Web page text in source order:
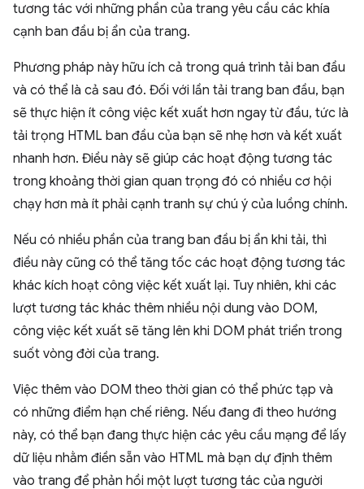
tương tác với những phần của trang yêu cầu các khía
cạnh ban đầu bị ẩn của trang.
Phương pháp này hữu ích cả trong quá trình tải ban đầu
và có thể là cả sau đó. Đối với lần tải trang ban đầu, bạn
sẽ thực hiện ít công việc kết xuất hơn ngay từ đầu, tức là
tải trọng HTML ban đầu của bạn sẽ nhẹ hơn và kết xuất
nhanh hơn. Điều này sẽ giúp các hoạt động tương tác
trong khoảng thời gian quan trọng đó có nhiều cơ hội
chạy hơn mà ít phải cạnh tranh sự chú ý của luồng chính.
Nếu có nhiều phần của trang ban đầu bị ẩn khi tải, thì
điều này cũng có thể tăng tốc các hoạt động tương tác
khác kích hoạt công việc kết xuất lại. Tuy nhiên, khi các
lượt tương tác khác thêm nhiều nội dung vào DOM,
công việc kết xuất sẽ tăng lên khi DOM phát triển trong
suốt vòng đời của trang.
Việc thêm vào DOM theo thời gian có thể phức tạp và
có những điểm hạn chế riêng. Nếu đang đi theo hướng
này, có thể bạn đang thực hiện các yêu cầu mạng để lấy
dữ liệu nhằm điền sẵn vào HTML mà bạn dự định thêm
vào trang để phản hồi một lượt tương tác của người